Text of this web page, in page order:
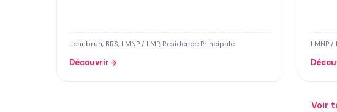
Jeanbrun, BRS, LMNP / LMP, Residence Principale
Découvrir
LMNP
Voir